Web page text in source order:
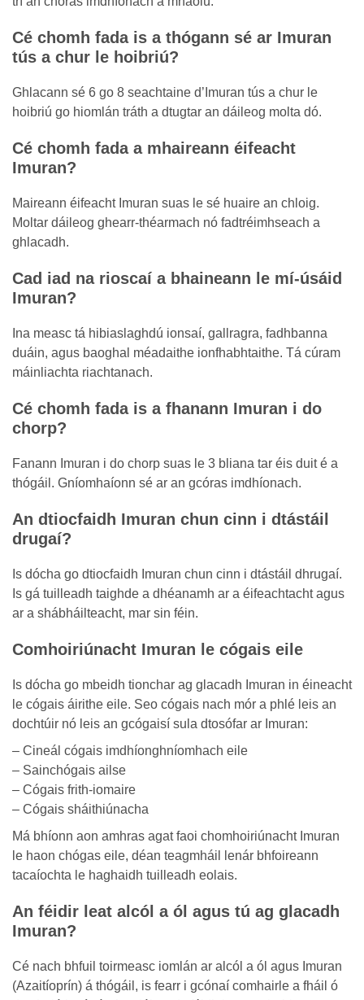
Cé chomh fada is a thógann sé ar Imuran
tús a chur le hoibriú?
Ghlacann sé 6 go 8 seachtaine d’Imuran tús a chur le
hoibriú go hiomlán tráth a dtugtar an dáileog molta dó.
Cé chomh fada a mhaireann éifeacht
Imuran?
Maireann éifeacht Imuran suas le sé huaire an chloig.
Moltar dáileog ghearr-théarmach nó fadtréimhseach a
ghlacadh.
Cad iad na rioscaí a bhaineann le mí-úsáid
Imuran?
Ina measc tá hibiaslaghdú ionsaí, gallragra, fadhbanna
duáin, agus baoghal méadaithe ionfhabhtaithe. Tá cúram
máinliachta riachtanach.
Cé chomh fada is a fhanann Imuran i do
chorp?
Fanann Imuran i do chorp suas le 3 bliana tar éis duit é a
thógáil. Gníomhaíonn sé ar an gcóras imdhíonach.
An dtiocfaidh Imuran chun cinn i dtástáil
drugaí?
Is dócha go dtiocfaidh Imuran chun cinn i dtástáil dhrugaí.
Is gá tuilleadh taighde a dhéanamh ar a éifeachtacht agus
ar a shábháilteacht, mar sin féin.
Comhoiriúnacht Imuran le cógais eile
Is dócha go mbeidh tionchar ag glacadh Imuran in éineacht
le cógais áirithe eile. Seo cógais nach mór a phlé leis an
dochtúir nó leis an gcógaisí sula dtosófar ar Imuran:
– Cineál cógais imdhíonghníomhach eile
– Sainchógais ailse
– Cógais frith-iomaire
– Cógais sháithiúnacha
Má bhíonn aon amhras agat faoi chomhoiriúnacht Imuran
le haon chógas eile, déan teagmháil lenár bhfoireann
tacaíochta le haghaidh tuilleadh eolais.
An féidir leat alcól a ól agus tú ag glacadh
Imuran?
Cé nach bhfuil toirmeasc iomlán ar alcól a ól agus Imuran
(Azaitíoprín) á thógáil, is fearr i gcónaí comhairle a fháil ó